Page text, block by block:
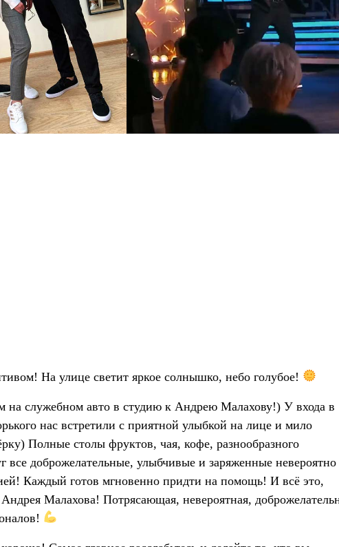
На улице светит яркое солнышко, небо голубое!
на служебном авто в студию к Андрею Малахову!) У входа в
нас встретили с приятной улыбкой на лице и мило
Полные столы фруктов, чая, кофе, разнообразного
доброжелательные, улыбчивые и заряженные невероятно
Каждый готов мгновенно придти на помощь! И всё это,
Малахова! Потрясающая, невероятная,